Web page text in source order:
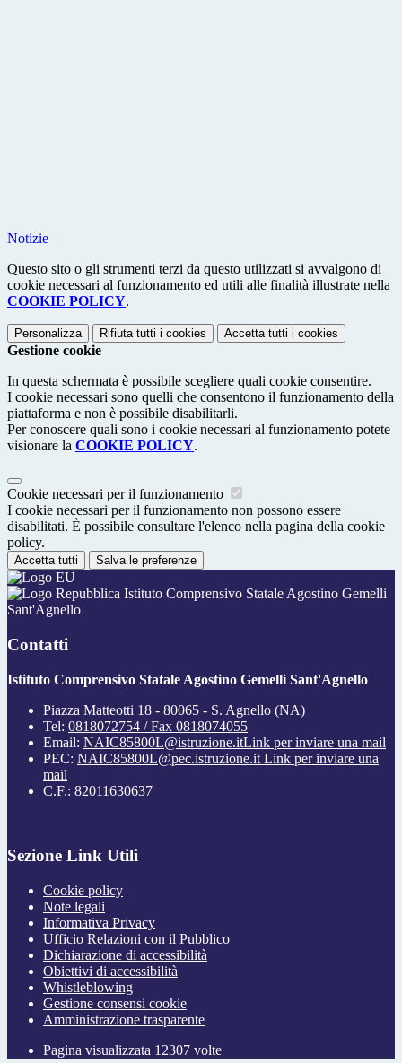
Notizie
Questo sito o gli strumenti terzi da questo utilizzati si avvalgono di
cookie necessari al funzionamento ed utili alle finalità illustrate nella
COOKIE POLICY.
Personalizza Rifiuta tutti i cookies Accetta tutti i cookies
Gestione cookie
In questa schermata è possibile scegliere quali cookie consentire.
I cookie necessari sono quelli che consentono il funzionamento della
piattaforma e non è possibile disabilitarli.
Per conoscere quali sono i cookie necessari al funzionamento potete
visionare la COOKIE POLICY.
Cookie necessari per il funzionamento
I cookie necessari per il funzionamento non possono essere
disabilitati. È possibile consultare l'elenco nella pagina della cookie
policy.
Accetta tutti Salva le preferenze
Istituto Comprensivo Statale Agostino Gemelli
Sant'Agnello
Contatti
Istituto Comprensivo Statale Agostino Gemelli Sant'Agnello
Piazza Matteotti 18 - 80065 - S. Agnello (NA)
Tel: 0818072754 / Fax 0818074055
Email: NAIC85800L@istruzione.itLink per inviare una mail
PEC: NAIC85800L@pec.istruzione.it Link per inviare una
mail
C.F.: 82011630637
Sezione Link Utili
Cookie policy
Note legali
Informativa Privacy
Ufficio Relazioni con il Pubblico
Dichiarazione di accessibilità
Obiettivi di accessibilità
Whistleblowing
Gestione consensi cookie
Amministrazione trasparente
Pagina visualizzata 12307 volte